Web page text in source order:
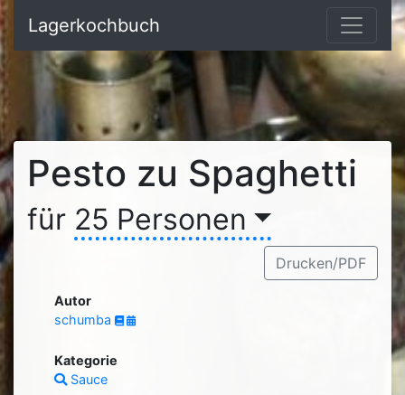
Lagerkochbuch
Pesto zu Spaghetti
für 25 Personen
Drucken/PDF
Autor
schumba
Kategorie
Sauce